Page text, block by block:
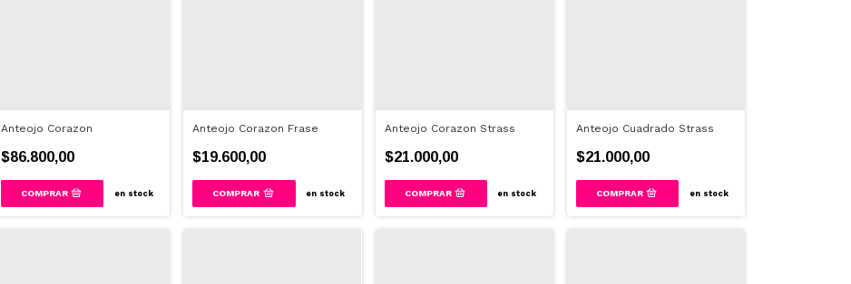
Anteojo Corazon
$86.800,00
en stock
Anteojo Corazon Frase
$19.600,00
en stock
Anteojo Corazon Strass
$21.000,00
en stock
Anteojo Cuadrado Strass
$21.000,00
en stock